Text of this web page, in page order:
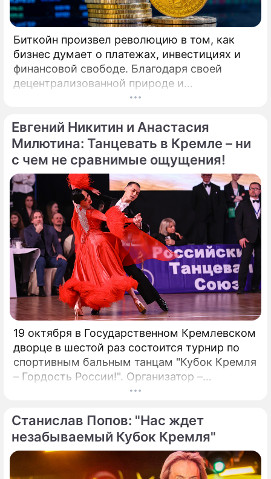
Биткойн произвел революцию в том, как
бизнес думает о платежах, инвестициях и
финансовой свободе. Благодаря своей
децентрализованной природе и
безграничной функциональности Биткойн
возможности для расширения своего
присутствия. Однако наряду с
преимуществами возникают и серьезные
проблемы, особенно в нормативно-
правовой сфере. Понимание этих
препятствий имеет важное значение для
предприятий, рассматривающих
возможность внедрения Биткойна.
Евгений Никитин и Анастасия
Милютина: Танцевать в Кремле – ни
с чем не сравнимые ощущения!
19 октября в Государственном Кремлевском
дворце в шестой раз состоится турнир по
спортивным бальным танцам "Кубок Кремля
– Гордость России!". Организатор –
президент Российского танцевального
народный артист России Станислав Попов.
Станислав Попов: "Нас ждет
незабываемый Кубок Кремля"